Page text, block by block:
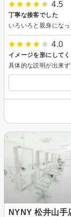
4.5
丁寧な接客でした
4.0
イメージを形にして
NYNY 松井山手